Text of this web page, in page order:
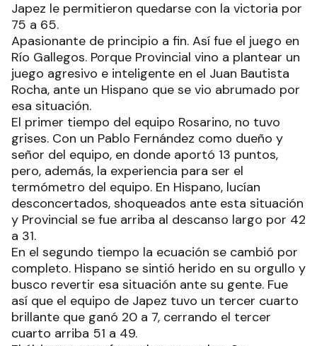
Japez le permitieron quedarse con la victoria por
75 a 65.
Apasionante de principio a fin. Así fue el juego en
Río Gallegos. Porque Provincial vino a plantear un
juego agresivo e inteligente en el Juan Bautista
Rocha, ante un Hispano que se vio abrumado por
esa situación.
El primer tiempo del equipo Rosarino, no tuvo
grises. Con un Pablo Fernández como dueño y
señor del equipo, en donde aportó 13 puntos,
pero, además, la experiencia para ser el
termómetro del equipo. En Hispano, lucían
desconcertados, shoqueados ante esta situación
y Provincial se fue arriba al descanso largo por 42
a 31.
En el segundo tiempo la ecuación se cambió por
completo. Hispano se sintió herido en su orgullo y
busco revertir esa situación ante su gente. Fue
así que el equipo de Japez tuvo un tercer cuarto
brillante que ganó 20 a 7, cerrando el tercer
cuarto arriba 51 a 49.